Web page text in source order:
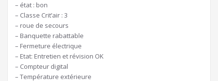
– état : bon
– Classe Crit’air : 3
– roue de secours
– Banquette rabattable
– Fermeture électrique
– Etat: Entretien et révision OK
– Compteur digital
– Température extérieure